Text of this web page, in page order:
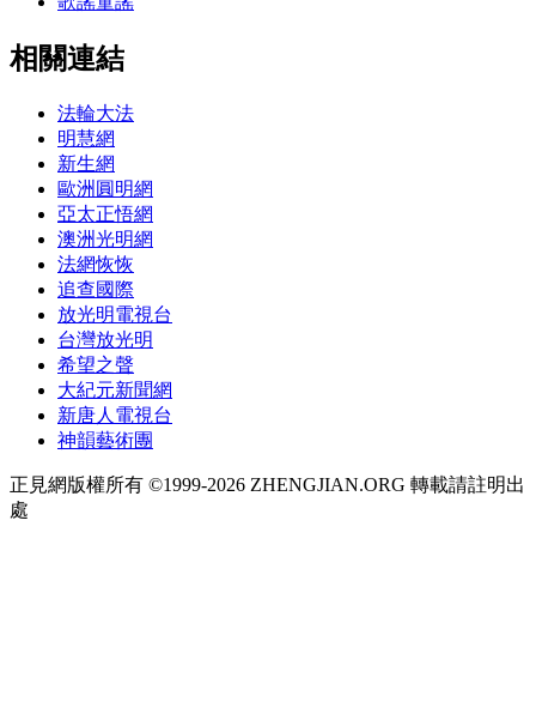
相關連結
法輪大法
明慧網
新生網
歐洲圓明網
亞太正悟網
澳洲光明網
法網恢恢
追查國際
放光明電視台
台灣放光明
希望之聲
大紀元新聞網
新唐人電視台
神韻藝術團
正見網版權所有 ©1999-2026 ZHENGJIAN.ORG 轉載請註明出
處